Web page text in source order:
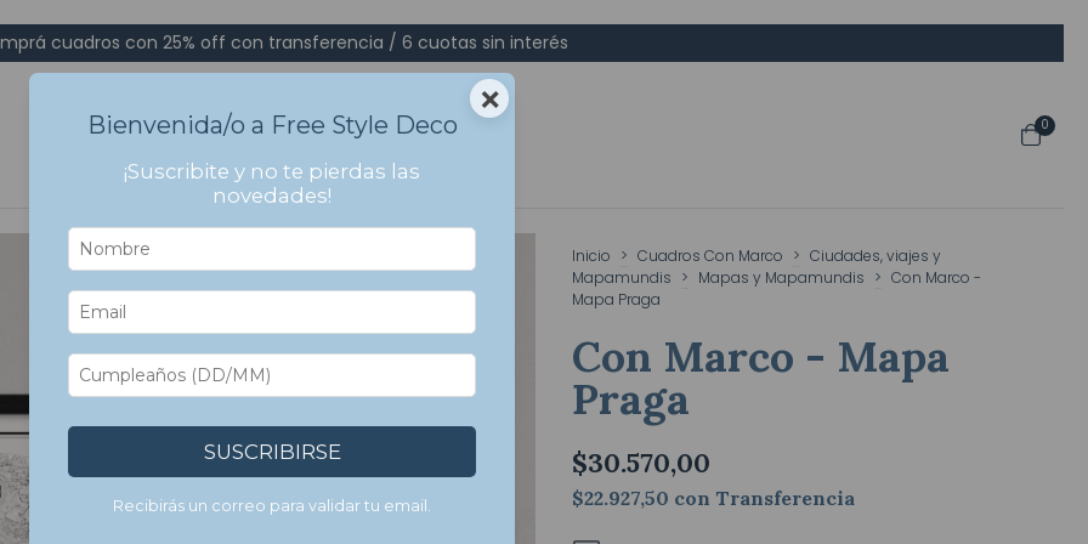
cuadros con 25% off con transferencia / 6 cuotas sin interés
0
Inicio > Cuadros Con Marco > Ciudades, viajes y
Mapamundis > Mapas y Mapamundis > Con Marco -
Mapa Praga
Con Marco - Mapa
Praga
$30.570,00
$22.927,50 con Transferencia
×
Bienvenida/o a Free Style Deco
¡Suscribite y no te pierdas las
novedades!
SUSCRIBIRSE
Recibirás un correo para validar tu email.